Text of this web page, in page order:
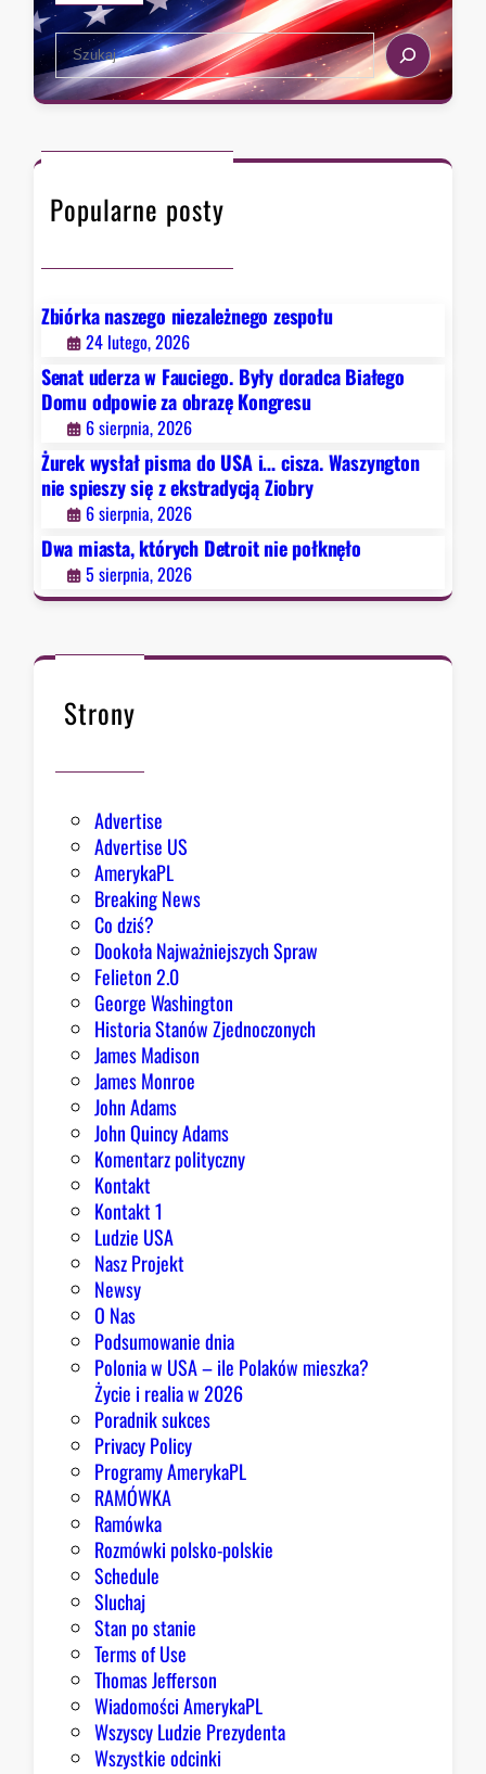
e
k
s
d
s
t
a
,
t
o
k
S
e
a
c
Popularne posty
Zbiórka naszego niezależnego zespołu
24 lutego, 2026
Senat uderza w Fauciego. Były doradca Białego
Domu odpowie za obrazę Kongresu
6 sierpnia, 2026
Żurek wysłał pisma do USA i… cisza. Waszyngton
nie spieszy się z ekstradycją Ziobry
6 sierpnia, 2026
Dwa miasta, których Detroit nie połknęło
5 sierpnia, 2026
Strony
Advertise
Advertise US
AmerykaPL
Breaking News
Co dziś?
Dookoła Najważniejszych Spraw
Felieton 2.0
George Washington
Historia Stanów Zjednoczonych
James Madison
James Monroe
John Adams
John Quincy Adams
Komentarz polityczny
Kontakt
Kontakt 1
Ludzie USA
Nasz Projekt
Newsy
O Nas
Podsumowanie dnia
Polonia w USA – ile Polaków mieszka?
Życie i realia w 2026
Poradnik sukces
Privacy Policy
Programy AmerykaPL
RAMÓWKA
Ramówka
Rozmówki polsko-polskie
Schedule
Sluchaj
Stan po stanie
Terms of Use
Thomas Jefferson
Wiadomości AmerykaPL
Wszyscy Ludzie Prezydenta
Wszystkie odcinki